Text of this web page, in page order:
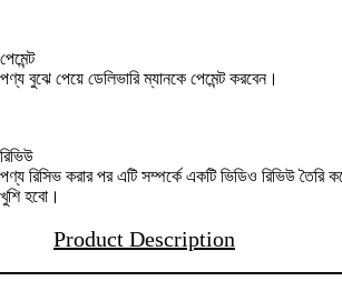
পেমেন্ট
পণ্য বুঝে পেয়ে ডেলিভারি ম্যানকে পেমেন্ট করবেন।
রিভিউ
পণ্য রিসিভ করার পর এটি সম্পর্কে একটি ভিডিও রিভিউ তৈরি
খুশি হবো।
Product Description